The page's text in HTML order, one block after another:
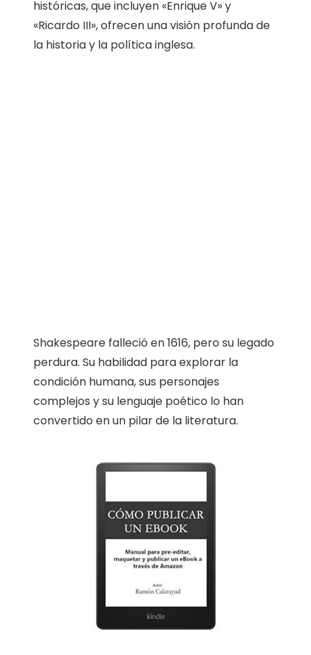
históricas, que incluyen «Enrique V» y
«Ricardo III», ofrecen una visión profunda de
la historia y la política inglesa.
Shakespeare falleció en 1616, pero su legado
perdura. Su habilidad para explorar la
condición humana, sus personajes
complejos y su lenguaje poético lo han
convertido en un pilar de la literatura.